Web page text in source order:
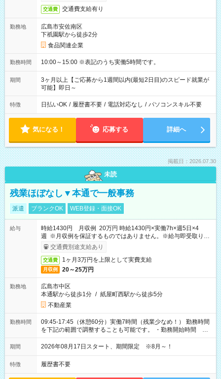
交通費 交通費支給有り
勤務地
広島市安佐南区
下祇園駅から徒歩2分
食品関連企業
勤務時間 10:00～15:00 ※表記のうち実働5時間です。
期間
3ヶ月以上【ご応募から1週間以内(最短2日目)のスピード就業が
可能】即日～
特徴 日払いOK / 履歴書不要 / 電話対応なし / パソコンスキル不要
気になる！ 応募する 詳細へ
掲載日：2026.07.30
未読
残業ほぼなし▼本通で一般事務
派遣 ブランクOK WEB登録・面接OK
給与
時給1430円 月収例 20万円 時給1430円×実働7h×週5日×4
週 ※月収例を保証するものではありません。※給与即受取りサ
ービス利用可（利用条件有）
交通費別途支給あり
交通費 1ヶ月3万円を上限として実費支給
月収例 20～25万円
勤務地
広島市中区
本通駅から徒歩1分 / 紙屋町西駅から徒歩5分
不動産業
勤務時間
09:45-17:45（休憩60分）実働7時間（残業少なめ！） 勤務時間
を下記の範囲で調整することも可能です。 ・勤務開始時間
09:45～12:30 ・勤務終了時間 15:45～18:30 ・実働 05:00～
07:45
期間 2026年08月17日スタート、期間限定 ※8月～！
特徴 履歴書不要